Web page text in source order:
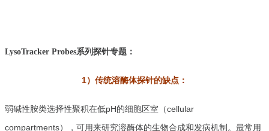
LysoTracker Probes系列探针专题：
1）传统溶酶体探针的缺点：
弱碱性胺类选择性聚积在低pH的细胞区室（cellular
compartments），可用来研究溶酶体的生物合成和发病机制。最常用